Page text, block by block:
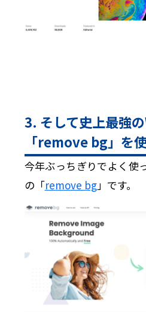
3. そして史上最強
「remove bg」を
今年ぶっちぎりでよく使
の「remove bg」です。